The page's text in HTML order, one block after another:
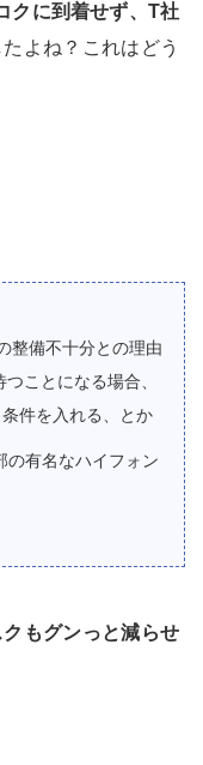
クに到着せず、T社
よね？これはどう
整備不十分との理由
ことになる場合、
件を入れる、とか
の有名なハイフォン
もグンっと減らせ